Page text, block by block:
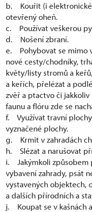
b. Kouřit (i elektronické
otevřený oheň.
c. Používat veškerou
d. Nošení zbraní.
e. Pohybovat se mimo
nové cesty/chodníky,
květy/listy stromů a
a keřích, přelézat a
zvěř a ptactvo či
faunu a flóru zde se
f. Využívat travní
vyznačené plochy.
g. Krmit v zahradách
h. Slézat a narušovat
i. Jakýmkoli způsobem
vybavení zahrady, psát
vystavených objektech,
a dalších přírodních a
j. Koupat se v kašnách